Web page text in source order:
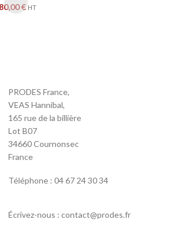
€ HT
PRODES France,
VEAS Hannibal,
165 rue de la billière
Lot B07
34660 Cournonsec
France
Téléphone : 04 67 24 30 34
Écrivez-nous : contact@prodes.fr